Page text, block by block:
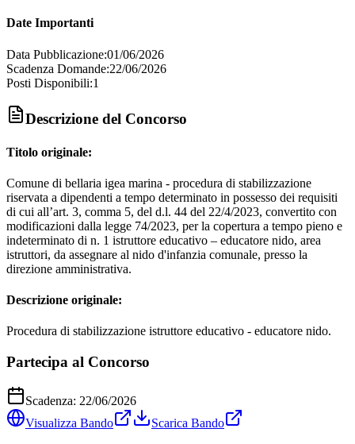
Date Importanti
Data Pubblicazione:01/06/2026
Scadenza Domande:22/06/2026
Posti Disponibili:1
Descrizione del Concorso
Titolo originale:
Comune di bellaria igea marina - procedura di stabilizzazione
riservata a dipendenti a tempo determinato in possesso dei requisiti
di cui all’art. 3, comma 5, del d.l. 44 del 22/4/2023, convertito con
modificazioni dalla legge 74/2023, per la copertura a tempo pieno e
indeterminato di n. 1 istruttore educativo – educatore nido, area
istruttori, da assegnare al nido d'infanzia comunale, presso la
direzione amministrativa.
Descrizione originale:
Procedura di stabilizzazione istruttore educativo - educatore nido.
Partecipa al Concorso
Scadenza: 22/06/2026
Visualizza Bando
Scarica Bando